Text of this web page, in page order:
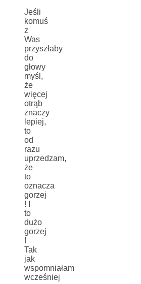
Jeśli
komuś
z
Was
przyszłaby
do
głowy
myśl,
że
więcej
otrąb
znaczy
lepiej,
to
od
razu
uprzedzam,
że
to
oznacza
gorzej
! I
to
dużo
gorzej
!
Tak
jak
wspomniałam
wcześniej